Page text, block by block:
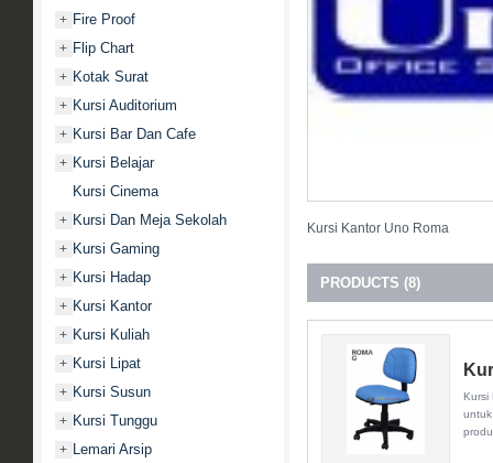
+ Fire Proof
+ Flip Chart
+ Kotak Surat
+ Kursi Auditorium
+ Kursi Bar Dan Cafe
+ Kursi Belajar
Kursi Cinema
+ Kursi Dan Meja Sekolah
+ Kursi Gaming
+ Kursi Hadap
+ Kursi Kantor
+ Kursi Kuliah
+ Kursi Lipat
+ Kursi Susun
+ Kursi Tunggu
+ Lemari Arsip
Kursi Kantor Uno Roma
PRODUCTS (8)
Kursi